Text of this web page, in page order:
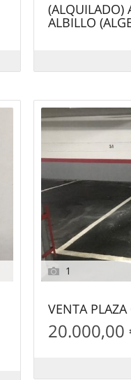
(ALQUILADO)
ALBILLO
1
VENTA PLAZA
20.000,00